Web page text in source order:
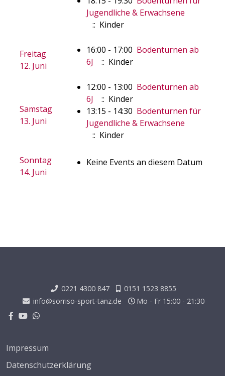
Jugendliche & Erwachsene
:: Kinder
Freitag
12. Juni
16:00 - 17:00 Bodenturnen ab
6J
:: Kinder
Samstag
13. Juni
12:00 - 13:00 Bodenturnen ab
6J
:: Kinder
13:15 - 14:30 Bodenturnen für
Jugendliche & Erwachsene
:: Kinder
Sonntag
14. Juni
Keine Events an diesem Datum
0221 4300 847
0151 1523 8855
info@sorriso-sport-tanz.de
Mo - Fr 15:00 - 21:30
Impressum
Datenschutzerklärung